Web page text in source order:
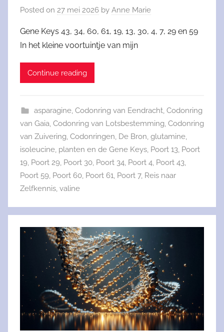
Posted on 27 mei 2026 by Anne Marie
Gene Keys 43, 34, 60, 61, 19, 13, 30, 4, 7, 29 en 59
In het kleine voortuintje van mijn
Continue reading
asparagine, Codonring van Eendracht, Codonring
van Gaia, Codonring van Lotsbestemming, Codonring
van Zuivering, Codonringen, De Bron, glutamine,
isoleucine, planten en de Gene Keys, Poort 13, Poort
19, Poort 29, Poort 30, Poort 34, Poort 4, Poort 43,
Poort 59, Poort 60, Poort 61, Poort 7, Reis naar
Zelfkennis, valine